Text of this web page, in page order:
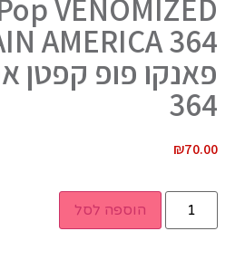
VENOMIZED
פאנקו פופ קפטן
364
₪70.00
הוספה לסל